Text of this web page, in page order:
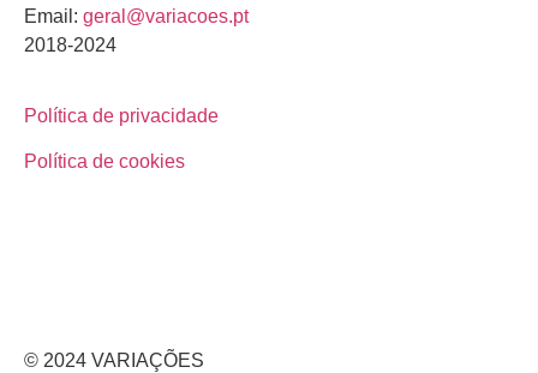
Email: geral@variacoes.pt
2018-2024
Política de privacidade
Política de cookies
© 2024 VARIAÇÕES